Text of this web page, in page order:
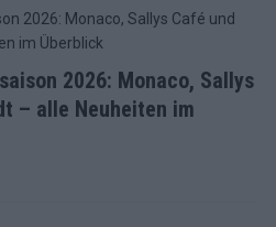
2026: Monaco, Sallys
– alle Neuheiten im